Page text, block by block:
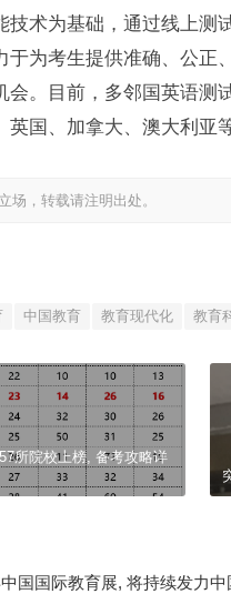
技术为基础，通过线上测
于为考生提供准确、公正
会。目前，多邻国英语测
国、加拿大、澳大利亚
场，转载请注明出处。
中国教育 教育现代化 教育
所院校上榜, 备考攻略详
国国际教育展, 将持续发力中